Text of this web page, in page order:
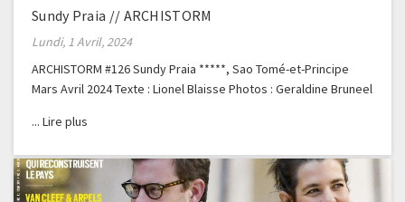
Sundy Praia // ARCHISTORM
Lundi, 1 Avril, 2024
ARCHISTORM #126 Sundy Praia *****, Sao Tomé-et-Principe
Mars Avril 2024 Texte : Lionel Blaisse Photos : Geraldine Bruneel